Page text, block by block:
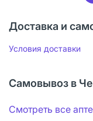
Доставка и
Условия доставки
Самовывоз в
Смотреть все